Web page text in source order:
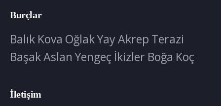
Burçlar
Balık Kova OğlakYayAkrep Terazi
BaşakAslan Yengeç İkizler Boğa Koç
İletişim